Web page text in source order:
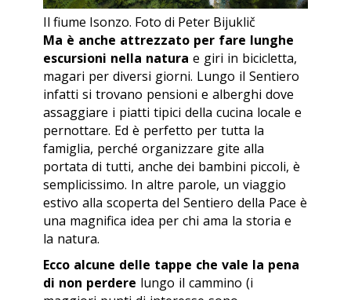
Il fiume Isonzo. Foto di Peter Bijuklič
Ma è anche attrezzato per fare lunghe
escursioni nella natura e giri in bicicletta,
magari per diversi giorni. Lungo il Sentiero
infatti si trovano pensioni e alberghi dove
assaggiare i piatti tipici della cucina locale e
pernottare. Ed è perfetto per tutta la
famiglia, perché organizzare gite alla
portata di tutti, anche dei bambini piccoli, è
semplicissimo. In altre parole, un viaggio
estivo alla scoperta del Sentiero della Pace è
una magnifica idea per chi ama la storia e
la natura.
Ecco alcune delle tappe che vale la pena
di non perdere lungo il cammino (i